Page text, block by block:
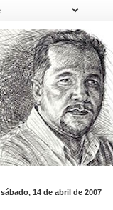
sábado, 14 de abril de 2007